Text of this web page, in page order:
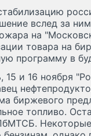
вслед за
на
товара на
программу в
15 и 16 ноября
биржевого
топливо.